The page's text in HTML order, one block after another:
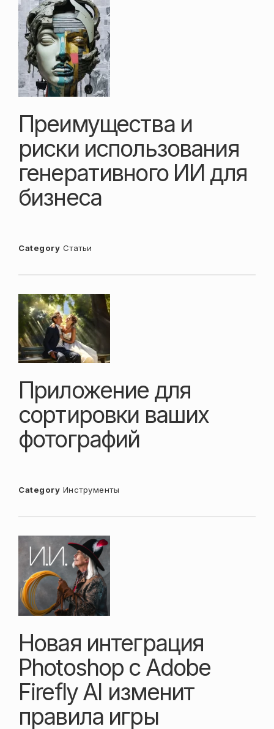
Преимущества и
риски использования
генеративного ИИ для
бизнеса
Category Статьи
Приложение для
сортировки ваших
фотографий
Category Инструменты
Новая интеграция
Photoshop с Adobe
Firefly AI изменит
правила игры